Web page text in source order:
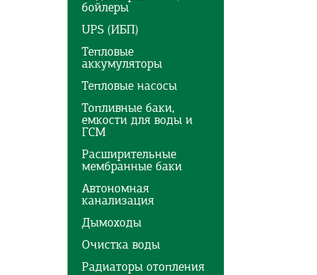
бойлеры
UPS (ИБП)
Тепловые
аккумуляторы
Тепловые насосы
Топливные баки,
емкости для воды и
ГСМ
Расширительные
мембранные баки
Автономная
канализация
Дымоходы
Очистка воды
Радиаторы отопления